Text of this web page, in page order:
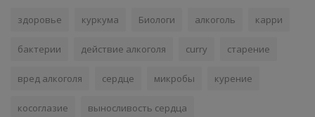
здоровье куркума Биологи алкоголь карри
бактерии действие алкоголя curry старение
вред алкоголя сердце микробы курение
косоглазие выносливость сердца